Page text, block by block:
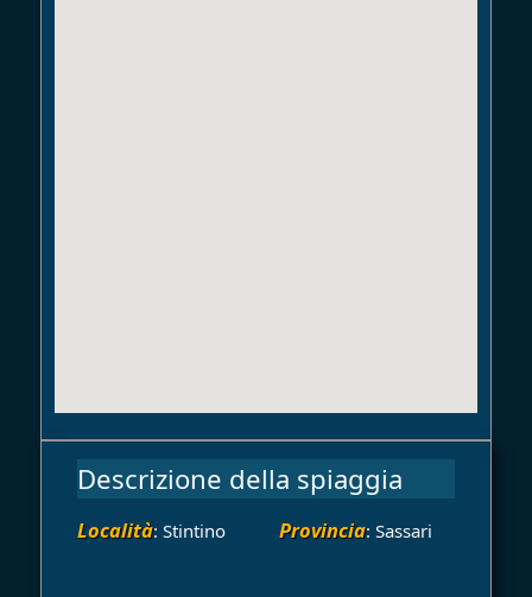
Descrizione della spiaggia
Località: Stintino Provincia: Sassari